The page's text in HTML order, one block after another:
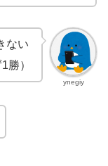
ynegiy
ない
勝）